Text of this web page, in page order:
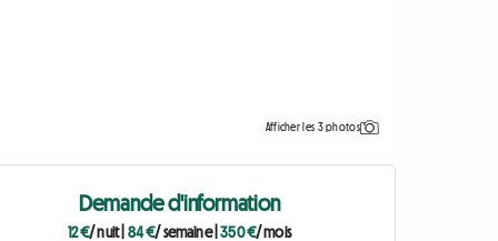
Afficher les 3 photos
Demande d'information
12 €/ nuit| 84 €/ semaine|350 €/ mois